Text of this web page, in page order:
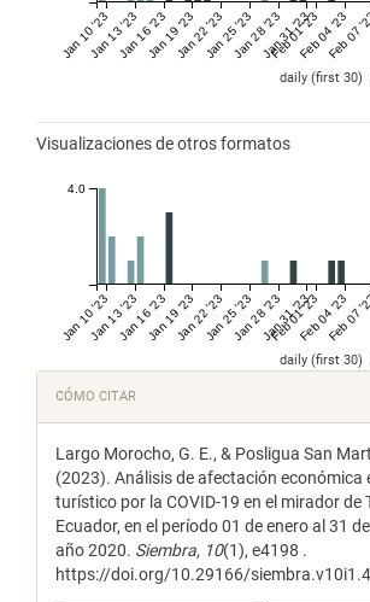
Jan 10 '23Jan 13 '23Jan 16 '23Jan 19 '23Jan 22 '23Jan 25 '23Jan 28 '23Jan 31 '23
Feb 01 '23Feb 04 '23
Feb 07
daily (first 30)
Visualizaciones de otros formatos
Jan 10 '23Jan 13 '23Jan 16 '23Jan 19 '23Jan 22 '23Jan 25 '23Jan 28 '23Jan 31 '23
Feb 01 '23Feb 04 '23
Feb 07
4.0
daily (first 30)
Detalles
del
artículo
CÓMO CITAR
Largo Morocho, G. E., & Posligua San
(2023). Análisis de afectación económica
turístico por la COVID-19 en el mirador de
Ecuador, en el período 01 de enero al 31
año 2020. Siembra, 10(1), e4198 .
https://doi.org/10.29166/